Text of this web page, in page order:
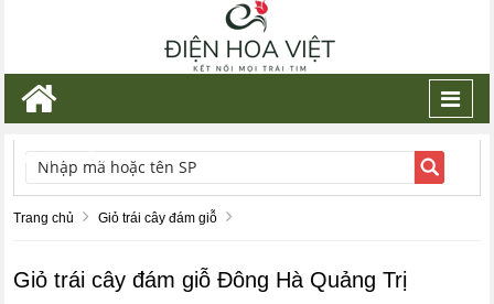
TÌM KIẾM
Trang chủ Giỏ trái cây đám giỗ
Giỏ trái cây đám giỗ Đông Hà Quảng Trị